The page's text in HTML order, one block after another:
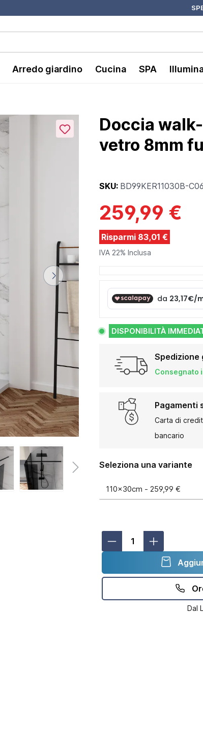
Arredo giardino Cucina SPA
Doccia
vetro 8mm
SKU: BD99KER11030B-C06
259,99 €
Risparmi 83,01 €
IVA 22% Inclusa
DISPONIBILITÀ
Spedizione
Consegnato
Pagamenti
Carta di
bancario
Seleziona una variante
Dal